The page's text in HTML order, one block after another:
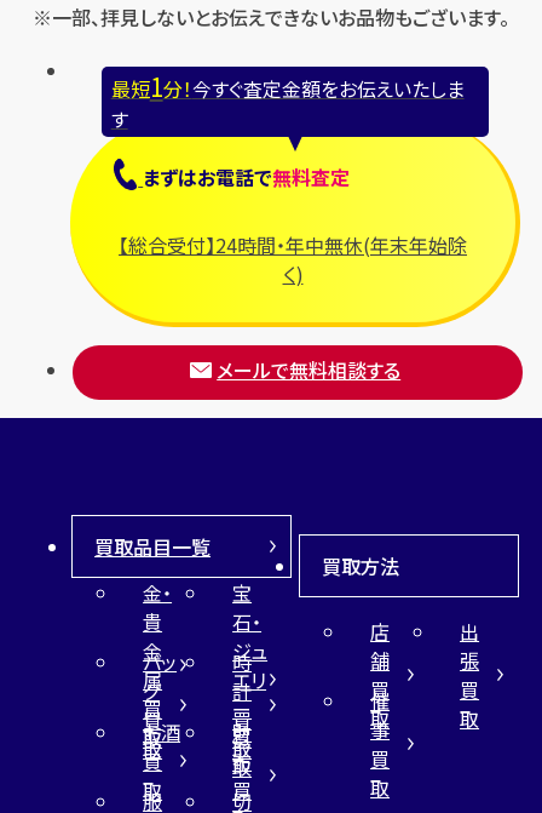
※一部、拝見しないとお伝えできないお品物もございます。
最短1分！今すぐ査定金額をお伝えいたしま
す
まずはお電話で無料査定
【総合受付】24時間・年中無休(年末年始除
く)
メールで無料相談する
買取品目一覧
金・
貴
金
属
買
取
宝
石・
ジュ
エリ
ー
買
取
バッ
グ
買
取
時
計
買
取
お酒
買
取
財
布
買
服
切
買取方法
店
舗
買
取
出
張
買
取
催
事
買
取